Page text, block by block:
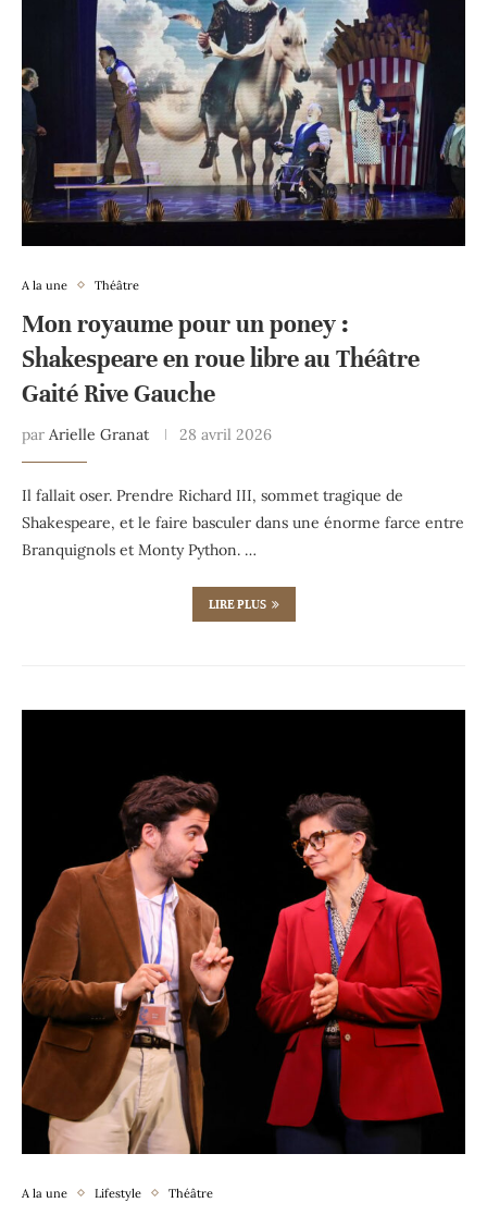
A la une Théâtre
Mon royaume pour un poney :
Shakespeare en roue libre au Théâtre
Gaité Rive Gauche
par Arielle Granat 28 avril 2026
Il fallait oser. Prendre Richard III, sommet tragique de
Shakespeare, et le faire basculer dans une énorme farce entre
Branquignols et Monty Python. …
LIRE PLUS
A la une Lifestyle Théâtre